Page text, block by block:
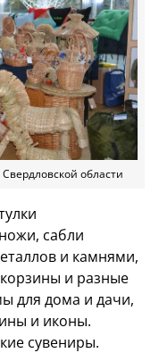
области
сабли
и камнями,
и разные
для дома и дачи,
и иконы.
сувениры.